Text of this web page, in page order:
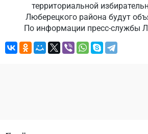
территориальной
Люберецкого района будут
По информации пресс-службы